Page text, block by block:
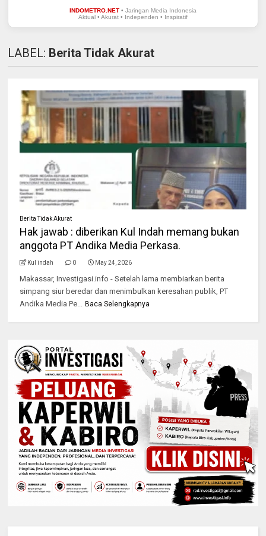
INDOMETRO.NET• Jaringan Media Indonesia
Aktual • Akurat • Independen • Inspiratif
LABEL: Berita Tidak Akurat
Berita Tidak Akurat
Hak jawab : diberikan Kul Indah memang bukan
anggota PT Andika Media Perkasa.
Kul indah 0 May 24, 2026
Makassar, Investigasi.info - Setelah lama membiarkan berita
simpang siur beredar dan menimbulkan keresahan publik, PT
Andika Media Pe...
Baca Selengkapnya